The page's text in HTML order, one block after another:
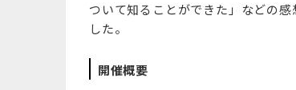
ついて知ることができた」などの
した。
開催概要